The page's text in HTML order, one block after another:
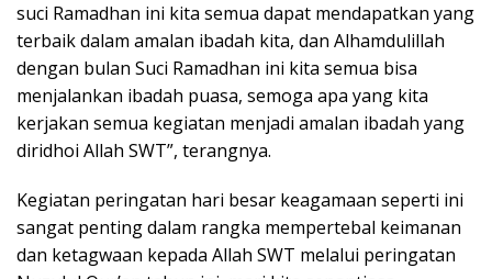
suci Ramadhan ini kita semua dapat mendapatkan yang
terbaik dalam amalan ibadah kita, dan Alhamdulillah
dengan bulan Suci Ramadhan ini kita semua bisa
menjalankan ibadah puasa, semoga apa yang kita
kerjakan semua kegiatan menjadi amalan ibadah yang
diridhoi Allah SWT”, terangnya.
Kegiatan peringatan hari besar keagamaan seperti ini
sangat penting dalam rangka mempertebal keimanan
dan ketagwaan kepada Allah SWT melalui peringatan